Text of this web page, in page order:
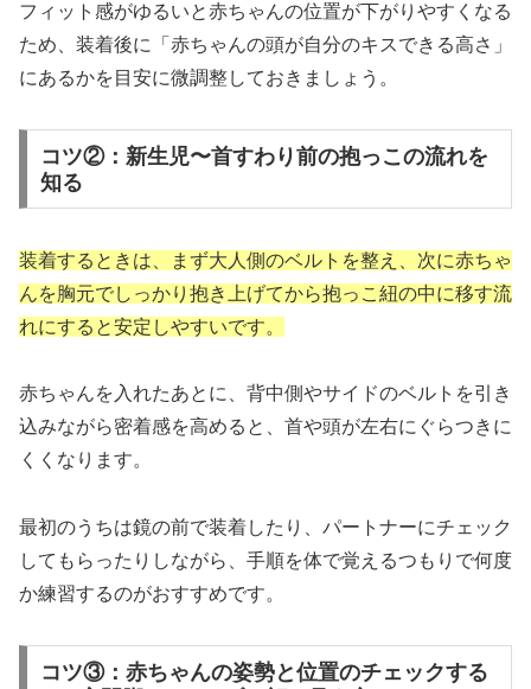
フィット感がゆるいと赤ちゃんの位置が下がりやすくなる
ため、装着後に「赤ちゃんの頭が自分のキスできる高さ」
にあるかを目安に微調整しておきましょう。
コツ②：新生児〜首すわり前の抱っこの流れを
知る
装着するときは、まず大人側のベルトを整え、次に赤ちゃ
んを胸元でしっかり抱き上げてから抱っこ紐の中に移す流
れにすると安定しやすいです。
赤ちゃんを入れたあとに、背中側やサイドのベルトを引き
込みながら密着感を高めると、首や頭が左右にぐらつきに
くくなります。
最初のうちは鏡の前で装着したり、パートナーにチェック
してもらったりしながら、手順を体で覚えるつもりで何度
か練習するのがおすすめです。
コツ③：赤ちゃんの姿勢と位置のチェックする